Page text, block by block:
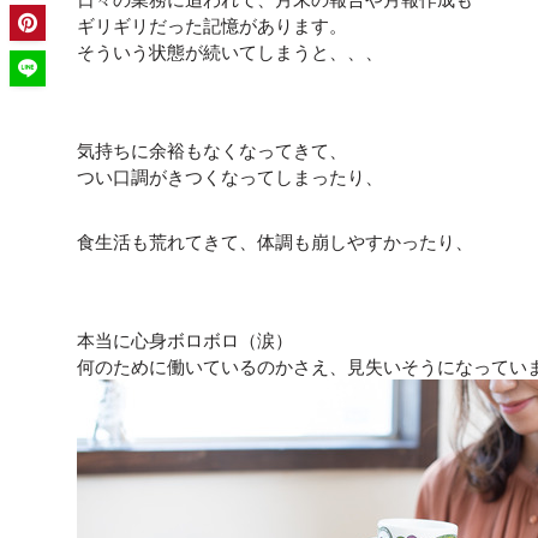
ギリギリだった記憶があります。
そういう状態が続いてしまうと、、、
気持ちに余裕もなくなってきて、
つい口調がきつくなってしまったり、
食生活も荒れてきて、体調も崩しやすかったり、
本当に心身ボロボロ（涙）
何のために働いているのかさえ、見失いそうになってい